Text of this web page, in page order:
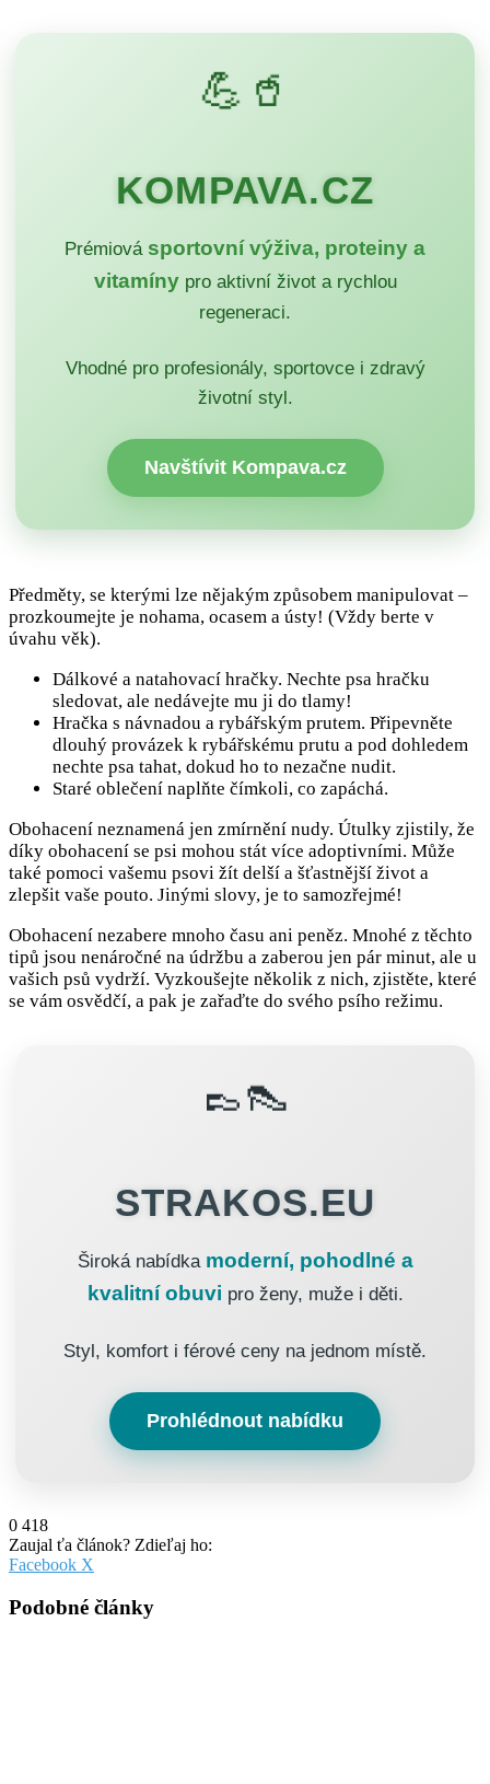
💪🥤
KOMPAVA.CZ
Prémiová sportovní výživa, proteiny a
vitamínypro aktivní život a rychlou
regeneraci.
Vhodné pro profesionály, sportovce i zdravý
životní styl.
Navštívit Kompava.cz
Předměty, se kterými lze nějakým způsobem manipulovat –
prozkoumejte je nohama, ocasem a ústy! (Vždy berte v
úvahu věk).
Dálkové a natahovací hračky. Nechte psa hračku
sledovat, ale nedávejte mu ji do tlamy!
Hračka s návnadou a rybářským prutem. Připevněte
dlouhý provázek k rybářskému prutu a pod dohledem
nechte psa tahat, dokud ho to nezačne nudit.
Staré oblečení naplňte čímkoli, co zapáchá.
Obohacení neznamená jen zmírnění nudy. Útulky zjistily, že
díky obohacení se psi mohou stát více adoptivními. Může
také pomoci vašemu psovi žít delší a šťastnější život a
zlepšit vaše pouto. Jinými slovy, je to samozřejmé!
Obohacení nezabere mnoho času ani peněz. Mnohé z těchto
tipů jsou nenáročné na údržbu a zaberou jen pár minut, ale u
vašich psů vydrží. Vyzkoušejte několik z nich, zjistěte, které
se vám osvědčí, a pak je zařaďte do svého psího režimu.
👞👠
STRAKOS.EU
Široká nabídka moderní, pohodlné a
kvalitní obuvi pro ženy, muže i děti.
Styl, komfort i férové ceny na jednom místě.
Prohlédnout nabídku
0 418
Zaujal ťa článok? Zdieľaj ho:
Facebook X
Email
Podobné články